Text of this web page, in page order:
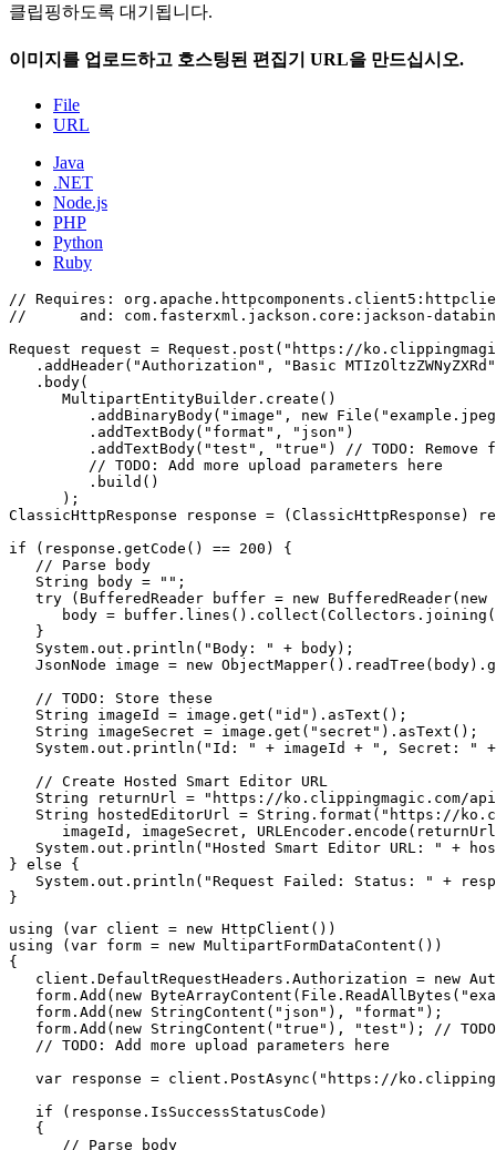
클립핑하도록 대기됩니다.
이미지를 업로드하고 호스팅된 편집기 URL을 만드십시오.
File
URL
Java
.NET
Node.js
PHP
Python
Ruby
// Requires:
//      and: com.fasterxml.jackson.core:jackson-
Request request = Request.post("https://
.addHeader("Authorization", "Basic
   .body(
      MultipartEntityBuilder.create()
.addBinaryBody("image", new
         .addTextBody("format", "json")
.addTextBody("test", "true") // TODO: Remove
         // TODO: Add more upload parameters here
         .build()
      );
ClassicHttpResponse response = (ClassicHttpResponse)
if (response.getCode() == 200) {
   // Parse body
   String body = "";
try (BufferedReader buffer = new
body =
   }
   System.out.println("Body: " + body);
JsonNode image = new
   // TODO: Store these
   String imageId = image.get("id").asText();
   String imageSecret = image.get("secret").asText();
System.out.println("Id: " + imageId + ", Secret: "
   // Create Hosted Smart Editor URL
String returnUrl = "https://ko.clippingmagic.com/
String hostedEditorUrl = String.format("https://
imageId, imageSecret,
System.out.println("Hosted Smart Editor URL: " +
} else {
System.out.println("Request Failed: Status: " +
using (var client = new HttpClient())
using (var form = new MultipartFormDataContent())
{
client.DefaultRequestHeaders.Authorization = new
form.Add(new
   form.Add(new StringContent("json"), "format");
form.Add(new StringContent("true"), "test"); //
   // TODO: Add more upload parameters here
var response = client.PostAsync("https://
   if (response.IsSuccessStatusCode)
   {
      // Parse body